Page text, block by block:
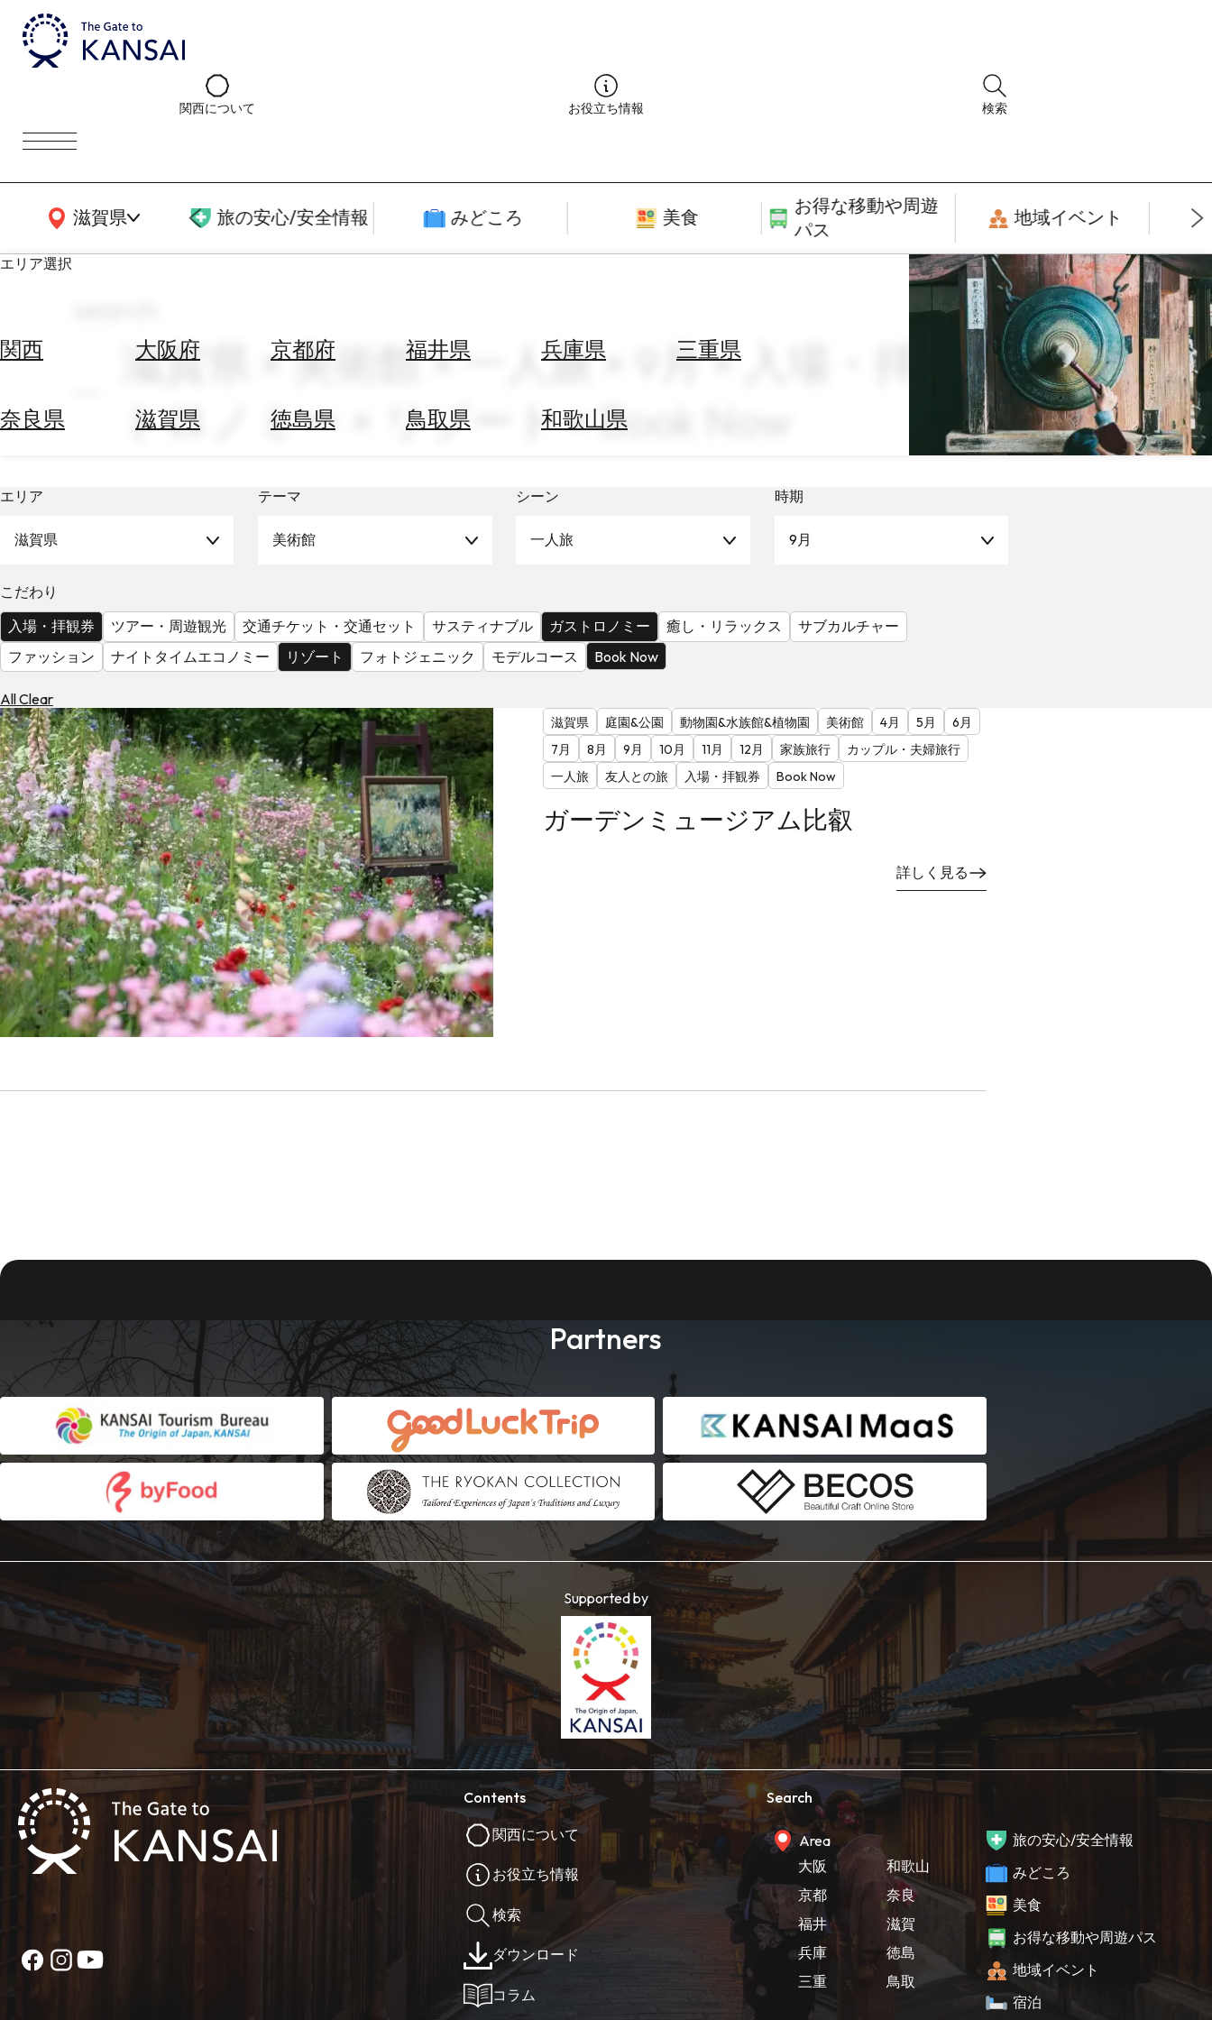
関西について お役立ち情報 検索
滋賀県
関西広域MAP 旅の安心/安全情報 みどころ 美食
お得な移動や周遊
パス
地域イベント
エリア選択
関西 大阪府 京都府 福井県 兵庫県 三重県
奈良県 滋賀県 徳島県 鳥取県 和歌山県
べ
る
天
気
を
見
滋賀県 × 美術館 × 一人旅 × 9月 × 入場・拝観券 × ガス
トロノミー × リゾート × Book Now
エリア
滋賀県
テーマ
美術館
シーン
一人旅
時期
9月
こだわり
入場・拝観券
ツアー・周遊観光 交通チケット・交通セット サスティナブル ガストロノミー 癒し・リラックス
サブカルチャー
ファッション
ナイトタイムエコノミー リゾート フォトジェニック モデルコース Book Now
All Clear
滋賀県 庭園&公園 動物園&水族館&植物園 美術館 4月 5月
6月
7月
8月 9月 10月 11月 12月 家族旅行
カップル・夫婦旅行
一人旅
友人との旅 入場・拝観券 Book Now
ガーデンミュージアム比叡
詳しく見る
Partners
Supported by
Contents
関西について
お役立ち情報
検索
ダウンロード
コラム
Search
Area
大阪
京都
福井
兵庫
三重
和歌山
奈良
滋賀
徳島
鳥取
旅の安心/安全情報
みどころ
美食
お得な移動や周遊パス
地域イベント
宿泊